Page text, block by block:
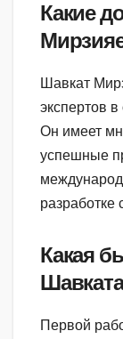
Какие
Шавкат
экспертов
Он имеет
успешные
разработке
Какая
Первой